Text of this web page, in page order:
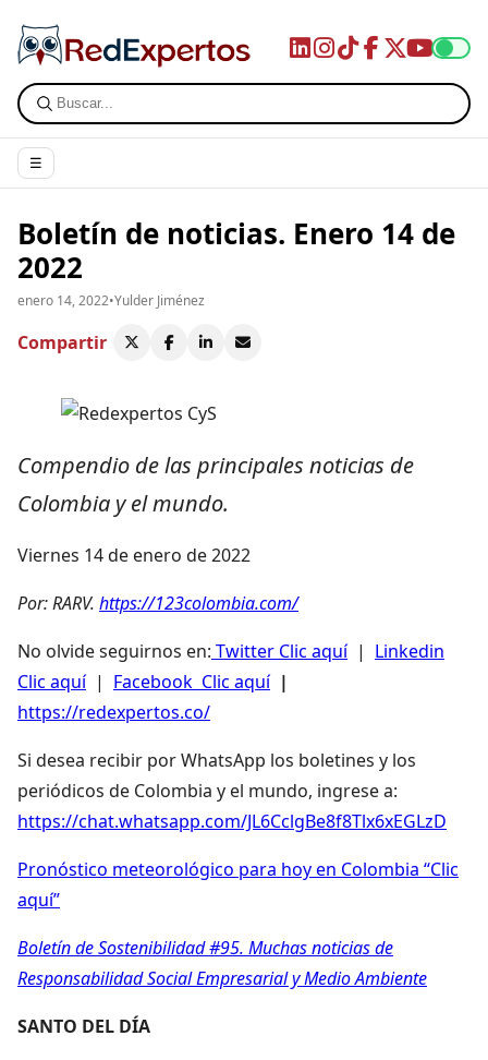
☰
Boletín de noticias. Enero 14 de
2022
enero 14, 2022•Yulder Jiménez
Compartir
Compendio de las principales noticias de
Colombia y el mundo.
Viernes 14 de enero de 2022
Por: RARV. https://123colombia.com/
No olvide seguirnos en: Twitter Clic aquí| Linkedin
Clic aquí| Facebook Clic aquí|
https://redexpertos.co/
Si desea recibir por WhatsApp los boletines y los
periódicos de Colombia y el mundo, ingrese a:
https://chat.whatsapp.com/JL6CclgBe8f8Tlx6xEGLzD
Pronóstico meteorológico para hoy en Colombia “Clic
aquí”
Boletín de Sostenibilidad #95. Muchas noticias de
Responsabilidad Social Empresarial y Medio Ambiente
SANTO DEL DÍA